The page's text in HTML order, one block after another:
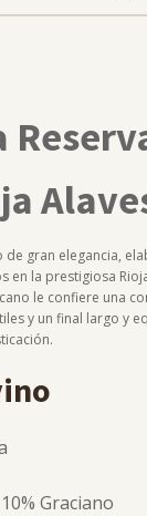
de gran elegancia,
la prestigiosa
le confiere una
y un final largo y
Graciano